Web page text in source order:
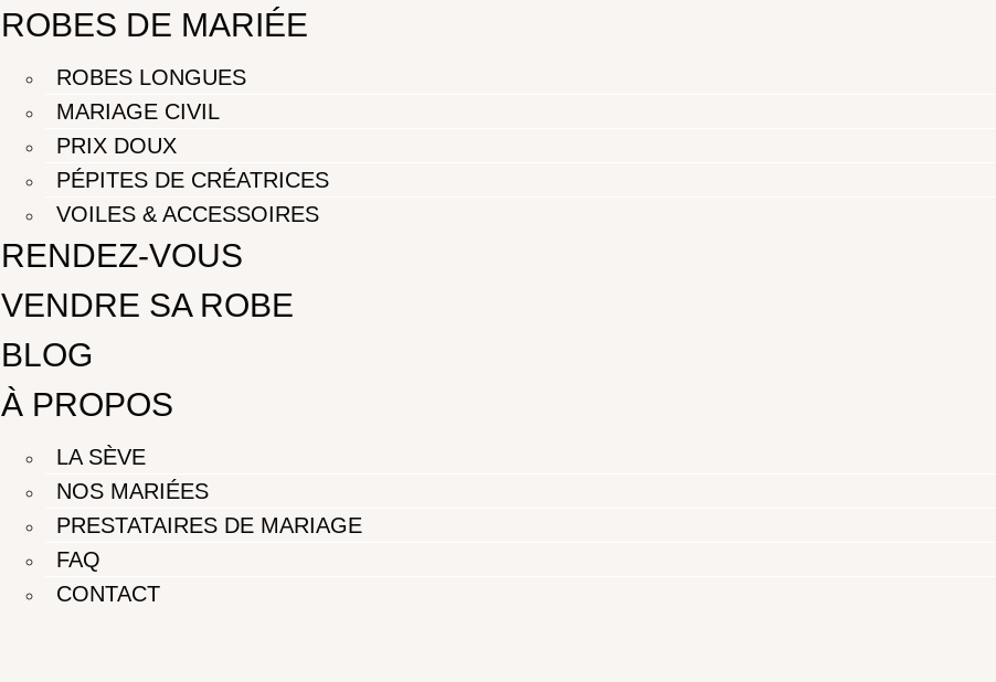
ROBES DE MARIÉE
ROBES LONGUES
MARIAGE CIVIL
PRIX DOUX
PÉPITES DE CRÉATRICES
VOILES & ACCESSOIRES
RENDEZ-VOUS
VENDRE SA ROBE
BLOG
À PROPOS
LA SÈVE
NOS MARIÉES
PRESTATAIRES DE MARIAGE
FAQ
CONTACT